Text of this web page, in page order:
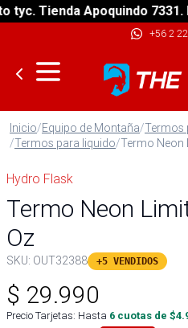
Tienda Apoquindo 7331.
+56 2
Inicio/Equipo de Montaña/Termos
/Termos para liquido/Termo Neon
Hydro Flask
Termo Neon
Oz
SKU: OUT32388 +5 VENDIDOS
$ 29.990
Precio Tarjetas: Hasta 6 cuotas de $